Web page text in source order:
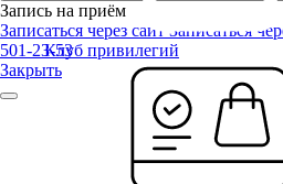
Запись на приём
Записаться через сайт Записаться
501-23-53
Закрыть
Клуб привилегий